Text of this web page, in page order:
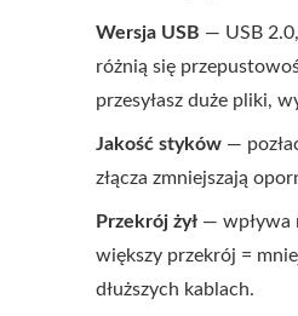
Wersja USB — USB
różnią się
przesyłasz duże pliki,
Jakość styków —
złącza zmniejszają
Przekrój żył — wpływa
większy przekrój =
dłuższych kablach.